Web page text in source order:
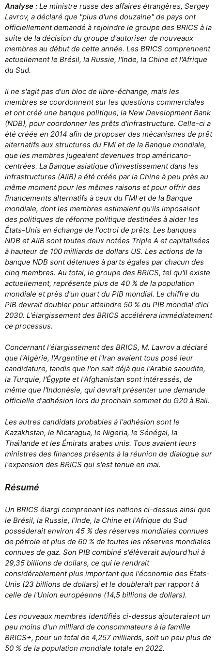
Analyse : Le ministre russe des affaires étrangères, Sergey
Lavrov, a déclaré que "plus d'une douzaine" de pays ont
officiellement demandé à rejoindre le groupe des BRICS à la
suite de la décision du groupe d'autoriser de nouveaux
membres au début de cette année. Les BRICS comprennent
actuellement le Brésil, la Russie, l'Inde, la Chine et l'Afrique
du Sud.
Il ne s'agit pas d'un bloc de libre-échange, mais les
membres se coordonnent sur les questions commerciales
et ont créé une banque politique, la New Development Bank
(NDB), pour coordonner les prêts d'infrastructure. Celle-ci a
été créée en 2014 afin de proposer des mécanismes de prêt
alternatifs aux structures du FMI et de la Banque mondiale,
que les membres jugeaient devenues trop américano-
centrées. La Banque asiatique d'investissement dans les
infrastructures (AIIB) a été créée par la Chine à peu près au
même moment pour les mêmes raisons et pour offrir des
financements alternatifs à ceux du FMI et de la Banque
mondiale, dont les membres estimaient qu'ils imposaient
des politiques de réforme politique destinées à aider les
États-Unis en échange de l'octroi de prêts. Les banques
NDB et AIIB sont toutes deux notées Triple A et capitalisées
à hauteur de 100 milliards de dollars US. Les actions de la
banque NDB sont détenues à parts égales par chacun des
cinq membres. Au total, le groupe des BRICS, tel qu'il existe
actuellement, représente plus de 40 % de la population
mondiale et près d'un quart du PIB mondial. Le chiffre du
PIB devrait doubler pour atteindre 50 % du PIB mondial d'ici
2030. L'élargissement des BRICS accélérera immédiatement
ce processus.
Concernant l'élargissement des BRICS, M. Lavrov a déclaré
que l'Algérie, l'Argentine et l'Iran avaient tous posé leur
candidature, tandis que l'on sait déjà que l'Arabie saoudite,
la Turquie, l'Égypte et l'Afghanistan sont intéressés, de
même que l'Indonésie, qui devrait présenter une demande
officielle d'adhésion lors du prochain sommet du G20 à Bali.
Les autres candidats probables à l'adhésion sont le
Kazakhstan, le Nicaragua, le Nigeria, le Sénégal, la
Thaïlande et les Émirats arabes unis. Tous avaient leurs
ministres des finances présents à la réunion de dialogue sur
l'expansion des BRICS qui s'est tenue en mai.
Résumé
Un BRICS élargi comprenant les nations ci-dessus ainsi que
le Brésil, la Russie, l'Inde, la Chine et l'Afrique du Sud
posséderait environ 45 % des réserves mondiales connues
de pétrole et plus de 60 % de toutes les réserves mondiales
connues de gaz. Son PIB combiné s'élèverait aujourd'hui à
29,35 billions de dollars, ce qui le rendrait
considérablement plus important que l'économie des États-
Unis (23 billions de dollars) et le doublerait par rapport à
celle de l'Union européenne (14,5 billions de dollars).
Les nouveaux membres identifiés ci-dessus ajouteraient un
peu moins d'un milliard de consommateurs à la famille
BRICS+, pour un total de 4,257 milliards, soit un peu plus de
50 % de la population mondiale totale en 2022.